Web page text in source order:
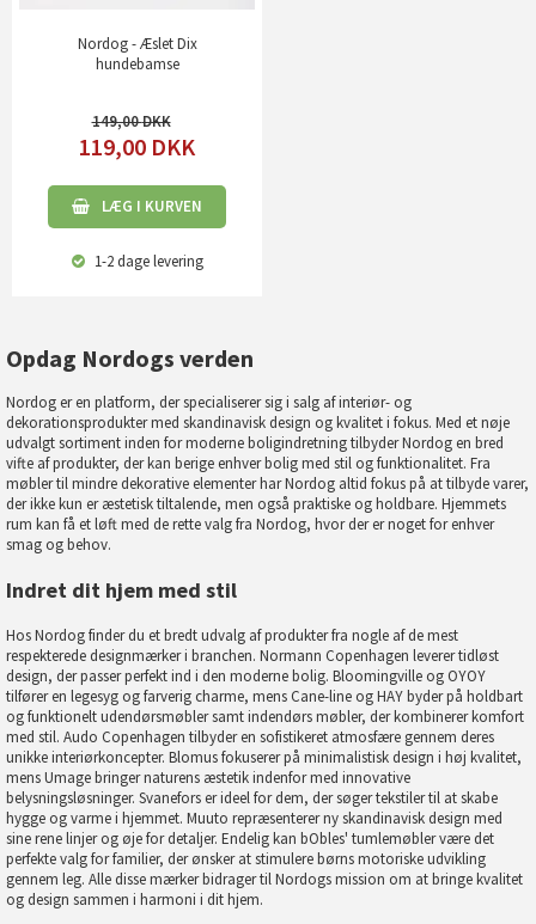
Nordog - Æslet Dix
hundebamse
149,00
119,00 DKK
LÆG I KURVEN
1-2 dagelevering
Opdag Nordogs verden
Nordog er en platform, der specialiserer sig i salg af interiør- og
dekorationsprodukter med skandinavisk design og kvalitet i fokus. Med et nøje
udvalgt sortiment inden for moderne boligindretning tilbyder Nordog en bred
vifte af produkter, der kan berige enhver bolig med stil og funktionalitet. Fra
møbler til mindre dekorative elementer har Nordog altid fokus på at tilbyde varer,
der ikke kun er æstetisk tiltalende, men også praktiske og holdbare. Hjemmets
rum kan få et løft med de rette valg fra Nordog, hvor der er noget for enhver
smag og behov.
Indret dit hjem med stil
Hos Nordog finder du et bredt udvalg af produkter fra nogle af de mest
respekterede designmærker i branchen. Normann Copenhagen leverer tidløst
design, der passer perfekt ind i den moderne bolig. Bloomingville og OYOY
tilfører en legesyg og farverig charme, mens Cane-line ogHAYbyder på holdbart
og funktionelt udendørsmøbler samt indendørs møbler, der kombinerer komfort
med stil. Audo Copenhagen tilbyder en sofistikeret atmosfære gennem deres
unikke interiørkoncepter. Blomusfokuserer på minimalistisk design i høj kvalitet,
mensUmagebringer naturens æstetik indenfor med innovative
belysningsløsninger. Svanefors er ideel for dem, der søger tekstiler til at skabe
hygge og varme i hjemmet. Muuto repræsenterer ny skandinavisk design med
sine rene linjer og øje for detaljer. Endelig kan bObles' tumlemøbler være det
perfekte valg for familier, der ønsker at stimulere børns motoriske udvikling
gennem leg. Alle disse mærker bidrager til Nordogs mission om at bringe kvalitet
og design sammen i harmoni i dit hjem.